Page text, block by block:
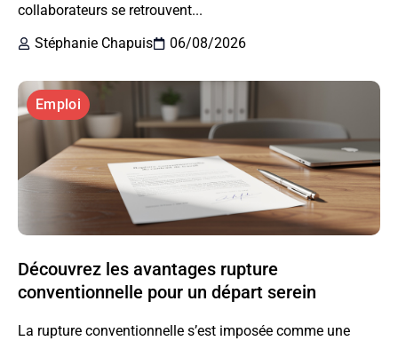
collaborateurs se retrouvent...
Stéphanie Chapuis
06/08/2026
Emploi
Découvrez les avantages rupture
conventionnelle pour un départ serein
La rupture conventionnelle s’est imposée comme une